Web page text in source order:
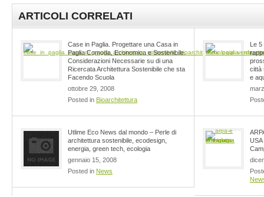
ARTICOLI CORRELATI
Case in Paglia. Progettare una Casa in
Paglia Comoda, Economica e Sostenibile.
Considerazioni Necessarie su di una
Ricercata Architettura Sostenibile che sta
Facendo Scuola
ottobre 29, 2008
Posted in Bioarchitettura
Le 5
città
e
Utlime Eco News dal mondo – Perle di
architettura sostenibile, ecodesign,
energia, green tech, ecologia
gennaio 15, 2008
Posted in News